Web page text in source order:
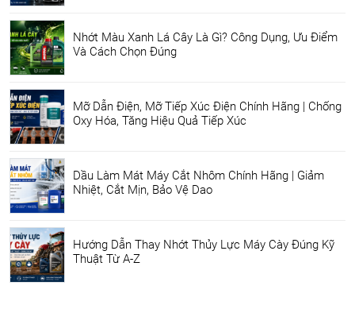
Nhớt Màu Xanh Lá Cây Là Gì? Công Dụng, Ưu Điểm
Và Cách Chọn Đúng
Mỡ Dẫn Điện, Mỡ Tiếp Xúc Điện Chính Hãng | Chống
Oxy Hóa, Tăng Hiệu Quả Tiếp Xúc
Dầu Làm Mát Máy Cắt Nhôm Chính Hãng | Giảm
Nhiệt, Cắt Mịn, Bảo Vệ Dao
Hướng Dẫn Thay Nhớt Thủy Lực Máy Cày Đúng Kỹ
Thuật Từ A-Z